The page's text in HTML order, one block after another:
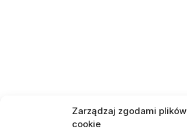
Zarządzaj zgodami plików
cookie
NASZE PODRÓŻE